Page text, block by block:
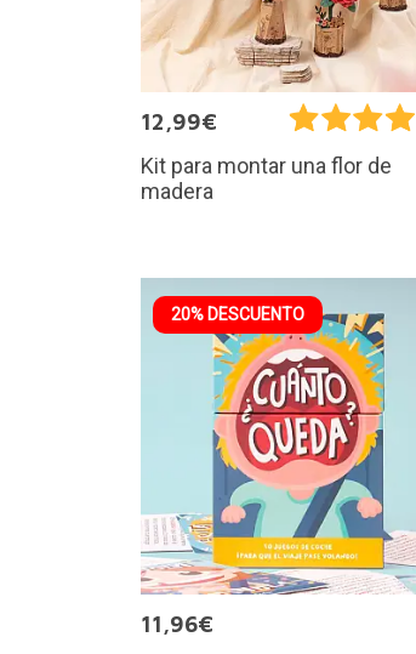
12,99€
Kit para montar una flor de
madera
20% DESCUENTO
11,96€